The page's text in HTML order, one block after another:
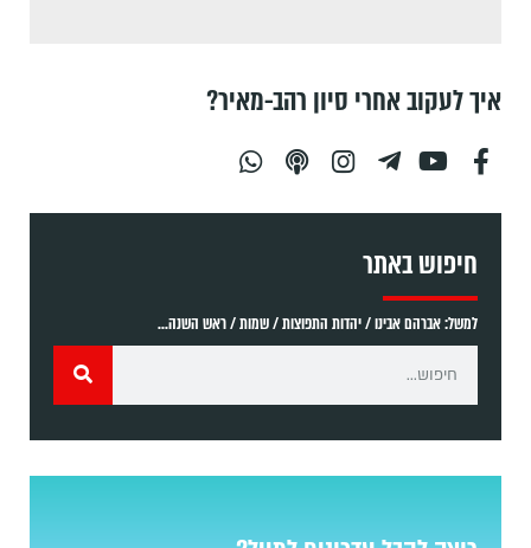
איך לעקוב אחרי סיון רהב-מאיר?
חיפוש באתר
למשל: אברהם אבינו / יהדות התפוצות / שמות / ראש השנה...